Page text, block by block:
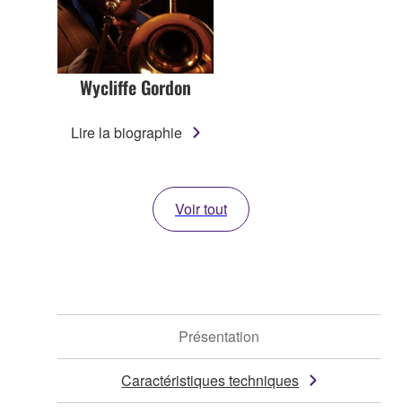
Wycliffe Gordon
Lire la biographie
Voir tout
Présentation
Caractéristiques techniques